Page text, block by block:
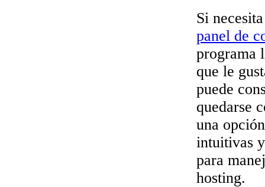
Si
panel de
programa
que le
puede
quedarse
una
intuitivas
para
hosting.